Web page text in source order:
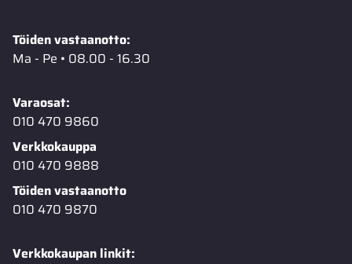
Töiden vastaanotto:
Ma - Pe • 08.00 - 16.30
Varaosat:
010 470 9860
Verkkokauppa
010 470 9888
Töiden vastaanotto
010 470 9870
Verkkokaupan linkit: